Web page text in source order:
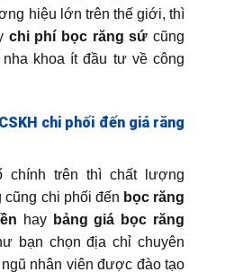
hiệu lớn trên thế giới, thì
chi phí bọc răng sứ cũng
khoa ít đầu tư về công
chi phối đến giá răng
chính trên thì chất lượng
cũng chi phối đến bọc răng
hay bảng giá bọc răng
bạn chọn địa chỉ chuyên
nhân viên được đào tạo